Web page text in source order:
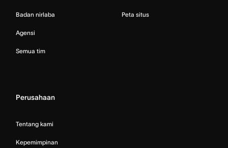
Badan nirlaba
Agensi
Semua tim
Peta situs
Perusahaan
Tentang kami
Kepemimpinan